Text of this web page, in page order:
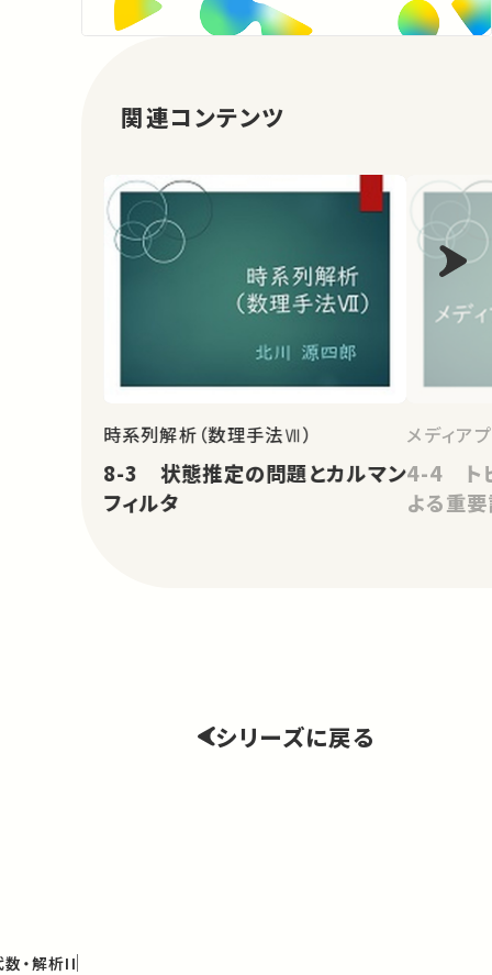
関連コンテンツ
時系列解析（数理手法Ⅶ）
8-3 状態推定の問題とカルマン
フィルタ
メディア
4-4 ト
よる重
シリーズに戻る
・解析II